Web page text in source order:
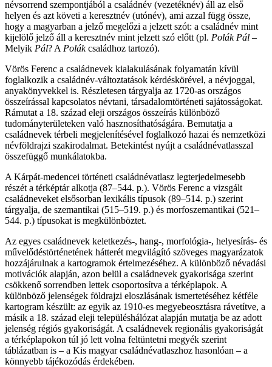
névsorrend szempontjából a családnév (vezetéknév) áll az első
helyen és azt követi a keresztnév (utónév), ami azzal függ össze,
hogy a magyarban a jelző megelőzi a jelzett szót: a családnév mint
kijelölő jelző áll a keresztnév mint jelzett szó előtt (pl. Polák Pál –
Melyik Pál? A Polákcsaládhoz tartozó).
Vörös Ferenc a családnevek kialakulásának folyamatán kívül
foglalkozik a családnév-változtatások kérdéskörével, a névjoggal,
anyakönyvekkel is. Részletesen tárgyalja az 1720-as országos
összeírással kapcsolatos névtani, társadalomtörténeti sajátosságokat.
Rámutat a 18. század eleji országos összeírás különböző
tudományterületeken való hasznosíthatóságára. Bemutatja a
családnevek térbeli megjelenítésével foglalkozó hazai és nemzetközi
névföldrajzi szakirodalmat. Betekintést nyújt a családnévatlasszal
összefüggő munkálatokba.
A Kárpát-medencei történeti családnévatlasz legterjedelmesebb
részét a térképtár alkotja (87–544. p.). Vörös Ferenc a vizsgált
családneveket elsősorban lexikális típusok (89–514. p.) szerint
tárgyalja, de szemantikai (515–519. p.) és morfoszemantikai (521–
544. p.) típusokat is megkülönböztet.
Az egyes családnevek keletkezés-, hang-, morfológia-, helyesírás- és
művelődéstörténetének hátterét megvilágító szöveges magyarázatok
hozzájárulnak a kartogramok értelmezéséhez. A különböző névadási
motivációk alapján, azon belül a családnevek gyakorisága szerint
csökkenő sorrendben lettek csoportosítva a térképlapok. A
különböző jelenségek földrajzi eloszlásának ismertetéséhez kétféle
kartogram készült: az egyik az 1910-es megyebeosztásra rávetítve, a
másik a 18. század eleji településhálózat alapján mutatja be az adott
jelenség régiós gyakoriságát. A családnevek regionális gyakoriságát
a térképlapokon túl jó lett volna feltüntetni megyék szerint
táblázatban is – a Kis magyar családnévatlaszhoz hasonlóan – a
könnyebb tájékozódás érdekében.